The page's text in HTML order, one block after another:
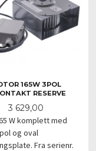
165W 3POL
RESERVE
Pris
3 629,00
W komplett med
og oval
Fra serienr.